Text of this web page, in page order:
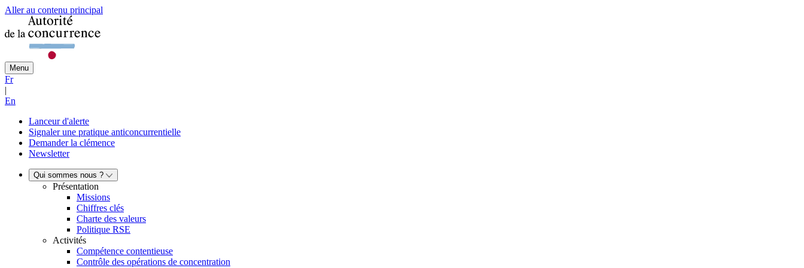
Aller au contenu principal
Menu
Fr
|
En
Lanceur d'alerte
Signaler une pratique anticoncurrentielle
Demander la clémence
Newsletter
Qui sommes nous ?
Présentation
Missions
Chiffres clés
Charte des valeurs
Politique RSE
Activités
Compétence contentieuse
Contrôle des opérations de concentration